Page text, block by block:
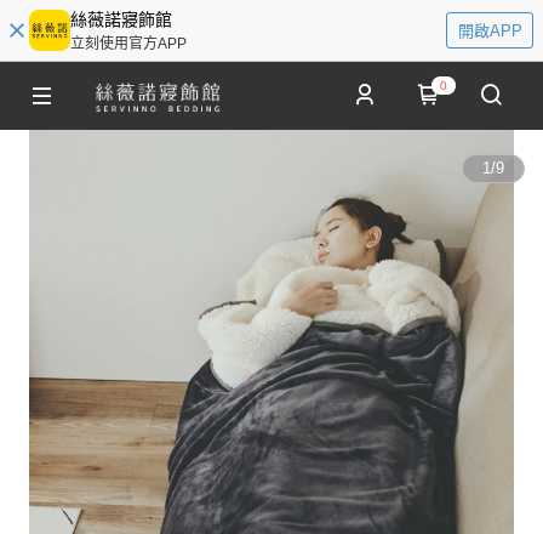
絲薇諾寢飾館
立刻使用官方APP
開啟APP
0
1/9